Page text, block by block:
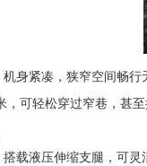
机身紧凑，狭窄空间畅行
，可轻松穿过窄巷，甚
搭载液压伸缩支腿，可灵